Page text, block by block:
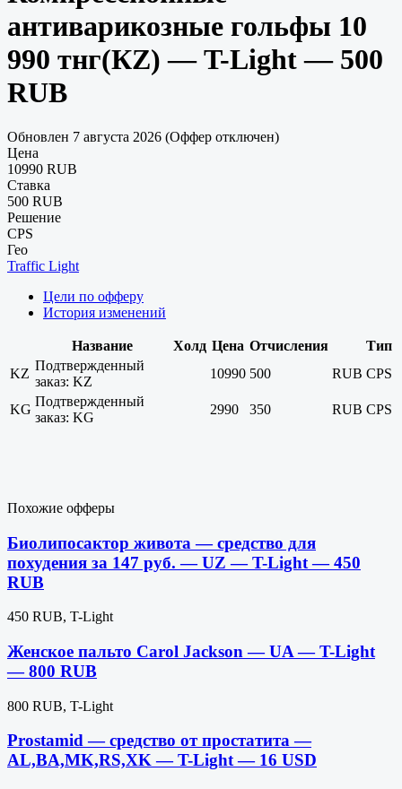
антиварикозные гольфы 10
990 тнг(КZ) — T-Light — 500
RUB
Обновлен 7 августа 2026 (Оффер отключен)
Цена
10990 RUB
Ставка
500 RUB
Решение
CPS
Гео
Traffic Light
Цели по офферу
История изменений
Название Холд Цена Отчисления
Тип
KZ
Подтвержденный
заказ: KZ
10990 500 RUB CPS
KG
Подтвержденный
заказ: KG
2990 350 RUB CPS
Похожие офферы
Биолипосактор живота — средство для
похудения за 147 руб. — UZ — T-Light — 450
RUB
450 RUB, T-Light
Женское пальто Carol Jackson — UA — T-Light
— 800 RUB
800 RUB, T-Light
Prostamid — средство от простатита —
AL,BA,MK,RS,XK — T-Light — 16 USD